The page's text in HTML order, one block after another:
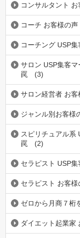
コンサルタント
コーチ お客様の声
コーチング USP
サロン USP集客
罠
(3)
サロン経営者 お客
ジャンル別お客様
スピリチュアル系
罠
(2)
セラピスト USP
セラピスト お客様
ゼロから月商７桁
ダイエット起業家